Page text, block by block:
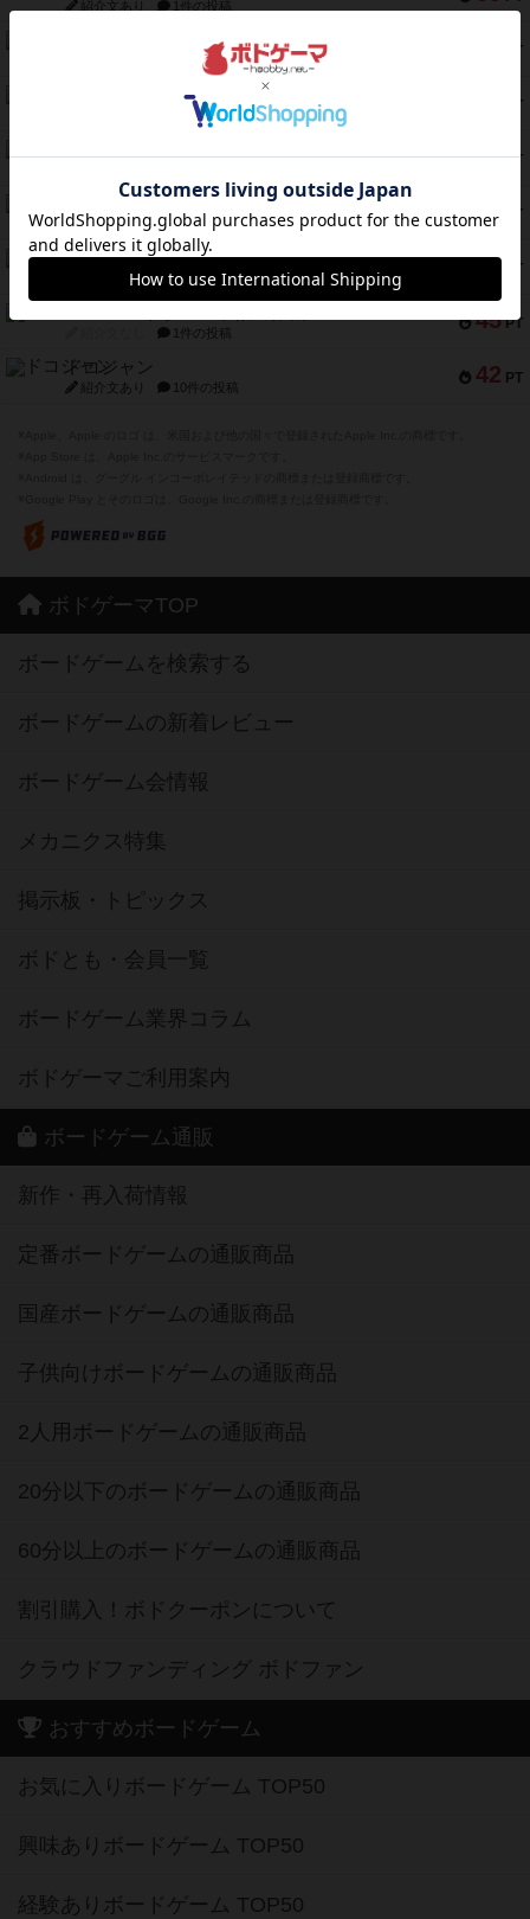
紹介文あり 1件の投稿
PT
キャプテン・フリップ：イスラ・ボンバ
2件の投稿
PT
ガルフストライク
1件の投稿
45 PT
45 PT
紹介文あり 12件の投稿
45 PT
海兵隊
紹介文あり 1件の投稿
45 PT
1件の投稿
42 PT
ドコジャン
紹介文あり 10件の投稿
ボドゲーマTOP
ボードゲームを検索する
ボードゲームの新着レビュー
ボードゲーム会情報
メカニクス特集
掲示板・トピックス
ボドとも・会員一覧
ボードゲーム業界コラム
ボドゲーマご利用案内
ボードゲーム通販
新作・再入荷情報
定番ボードゲームの通販商品
国産ボードゲームの通販商品
子供向けボードゲームの通販商品
2人用ボードゲームの通販商品
20分以下のボードゲームの通販商品
60分以上のボードゲームの通販商品
割引購入！ボドクーポンについて
クラウドファンディング ボドファン
おすすめボードゲーム
お気に入りボードゲーム TOP50
興味ありボードゲーム TOP50
経験ありボードゲーム TOP50